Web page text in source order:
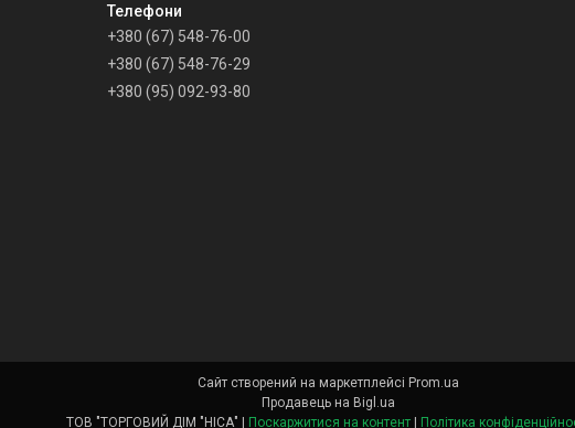
+380 (67) 548-76-00
+380 (67) 548-76-29
+380 (95) 092-93-80
Сайт створений на маркетплейсі Prom.ua
Продавець на Bigl.ua
Поскаржитися на контент Політика